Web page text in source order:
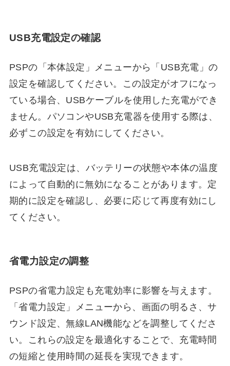
USB充電設定の確認
PSPの「本体設定」メニューから「USB充電」の
設定を確認してください。この設定がオフになっ
ている場合、USBケーブルを使用した充電ができ
ません。パソコンやUSB充電器を使用する際は、
必ずこの設定を有効にしてください。
USB充電設定は、バッテリーの状態や本体の温度
によって自動的に無効になることがあります。定
期的に設定を確認し、必要に応じて再度有効にし
てください。
省電力設定の調整
PSPの省電力設定も充電効率に影響を与えます。
「省電力設定」メニューから、画面の明るさ、サ
ウンド設定、無線LAN機能などを調整してくださ
い。これらの設定を最適化することで、充電時間
の短縮と使用時間の延長を実現できます。